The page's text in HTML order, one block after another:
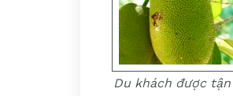
Du khách được